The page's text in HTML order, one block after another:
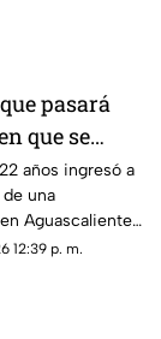
pasará
que se
habitación
en
años ingresó a
una
Aguascalientes
tocamientos; te
12:39 p. m.